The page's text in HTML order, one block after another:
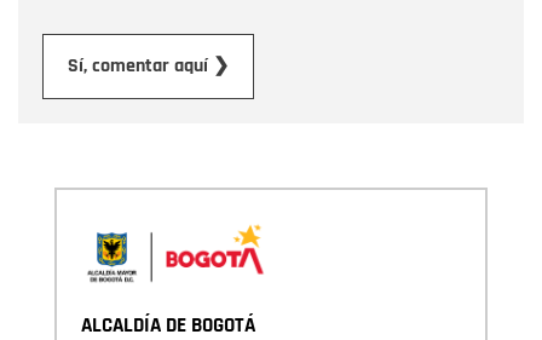
Sí, comentar aquí ❯
ALCALDÍA DE BOGOTÁ